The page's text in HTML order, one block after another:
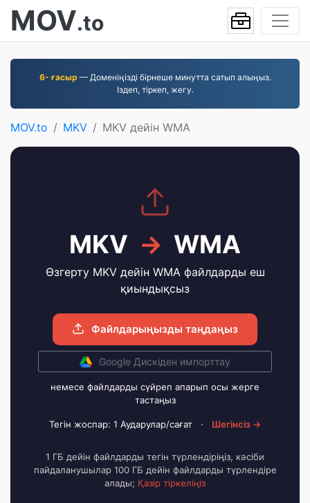
MOV.to
6- ғасыр — Доменіңізді бірнеше минутта сатып алыңыз.
Іздеп, тіркеп, жегу.
MOV.to MKV MKV дейін WMA
MKV → WMA
Өзгерту MKV дейін WMA файлдарды еш
қиындықсыз
Файлдарыңызды таңдаңыз
Google Дискіден импорттау
немесе файлдарды сүйреп апарып осы жерге
тастаңыз
Тегін жоспар: 1 Аударулар/сағат · Шегінсіз →
1 ГБ дейін файлдарды тегін түрлендіріңіз, кәсіби
пайдаланушылар 100 ГБ дейін файлдарды түрлендіре
алады; Қазір тіркеліңіз